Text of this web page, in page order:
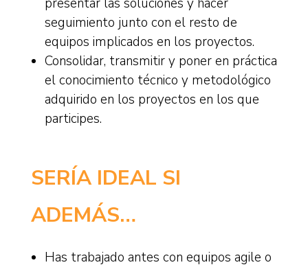
seguimiento junto con el resto de
equipos implicados en los proyectos.
Consolidar, transmitir y poner en práctica
el conocimiento técnico y metodológico
adquirido en los proyectos en los que
participes.
SERÍA IDEAL SI
ADEMÁS…
Has trabajado antes con equipos agile o